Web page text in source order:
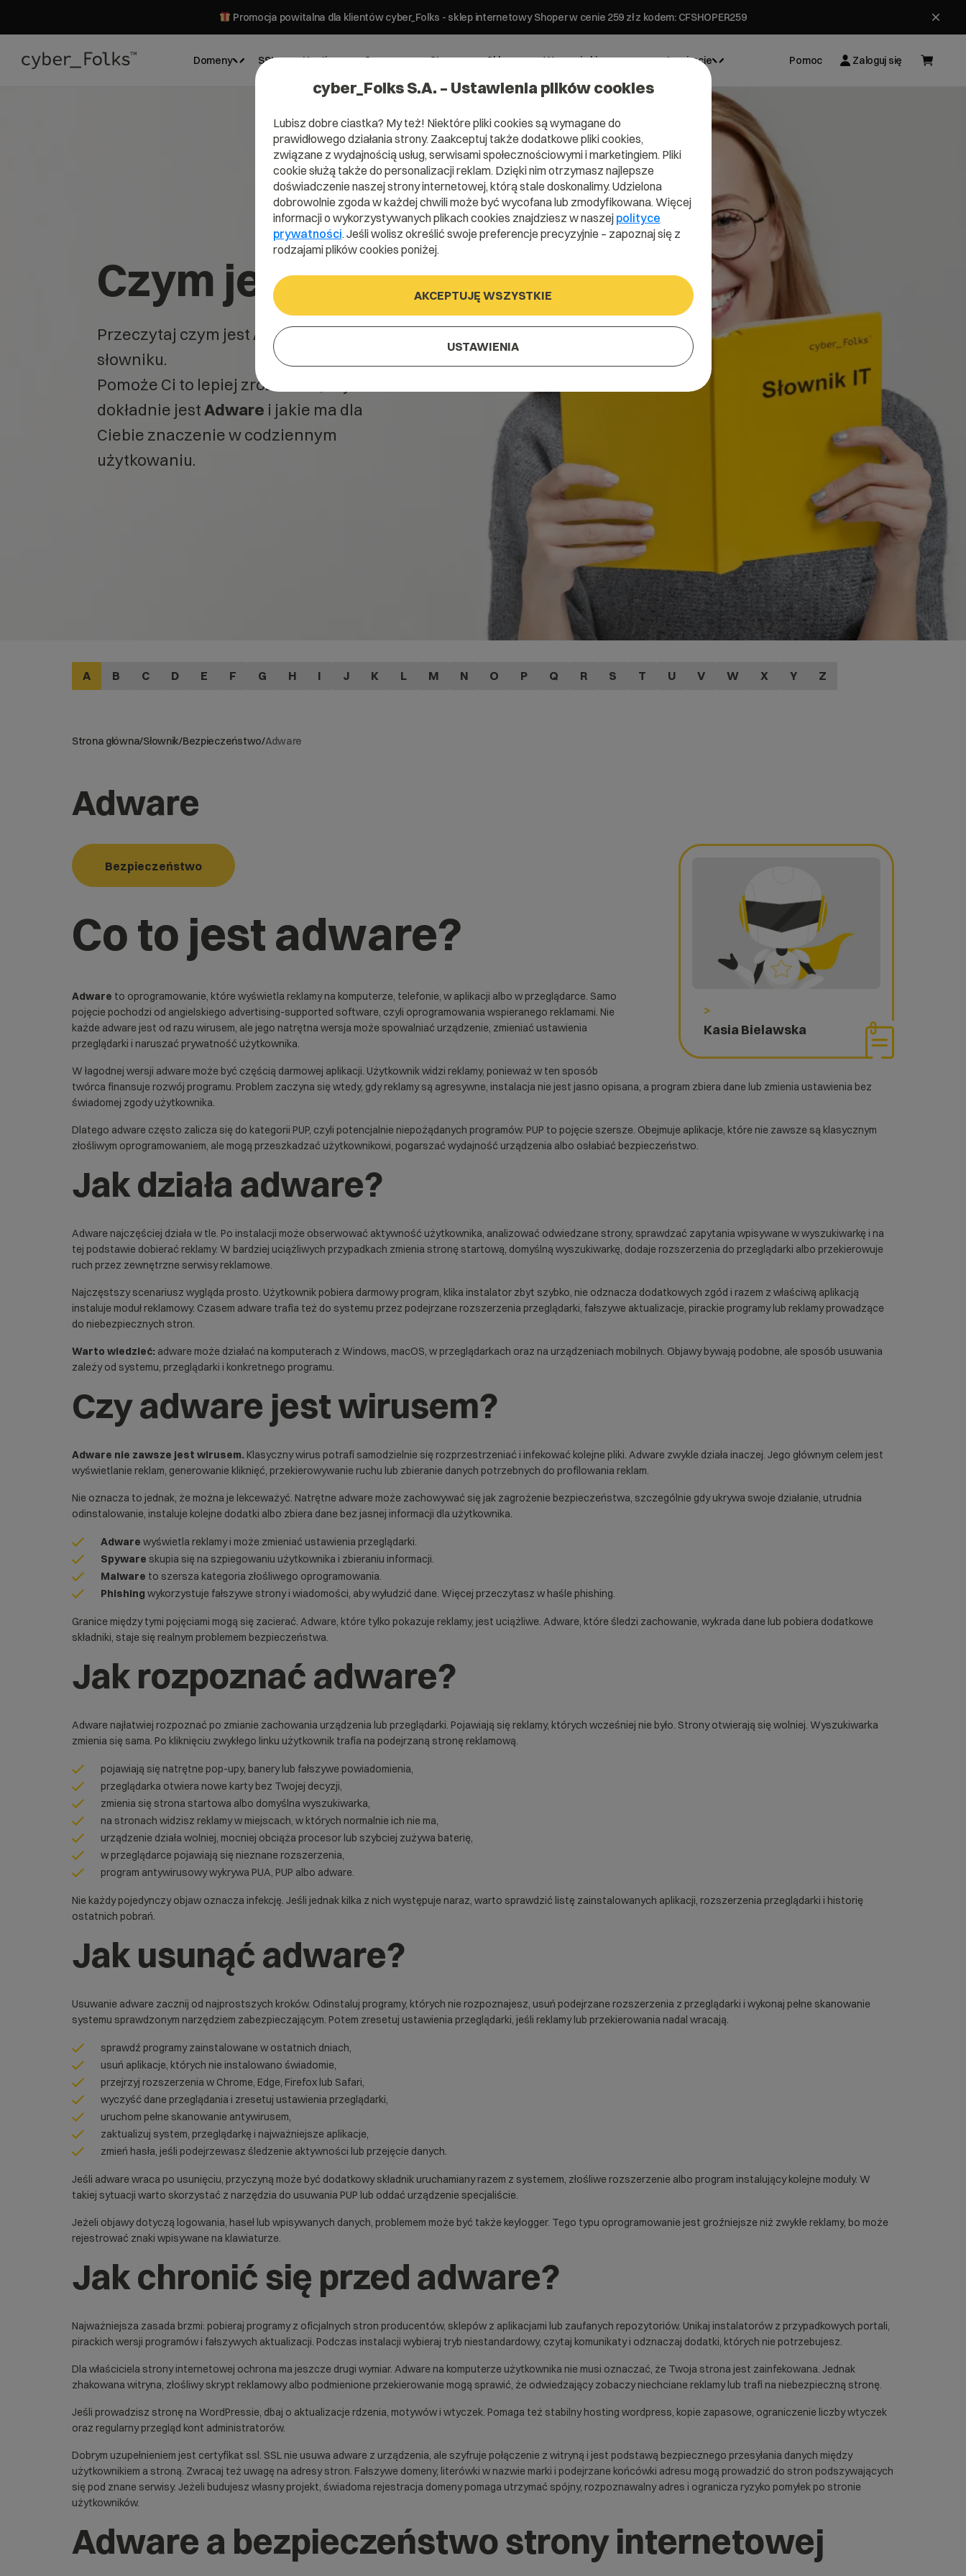
Promocja powitalna dla klientów cyber_Folks - sklep internetowy Shoper w cenie 259 zł z kodem: CFSHOPER259
Domeny SSL Hosting Serwery Strony Sklepy Wsparcie biznesowe Inspiracje Pomoc Zaloguj się
Czym jest Adware?
Przeczytaj czym jestAdwarew naszym
słowniku.
Pomoże Ci to lepiej zrozumieć, czym
dokładnie jestAdware i jakie ma dla
Ciebie znaczenie w codziennym
użytkowaniu.
A B C D E F G H I J K L M N O P Q R S T U V W X Y Z
Strona główna/Słownik/Bezpieczeństwo/Adware
Adware
>
Kasia Bielawska
Bezpieczeństwo
Co to jest adware?
Adware to oprogramowanie, które wyświetla reklamy na komputerze, telefonie, w aplikacji albo w przeglądarce. Samo
pojęcie pochodzi od angielskiego advertising-supported software, czyli oprogramowania wspieranego reklamami. Nie
każde adware jest od razu wirusem, ale jego natrętna wersja może spowalniać urządzenie, zmieniać ustawienia
przeglądarki i naruszać prywatność użytkownika.
W łagodnej wersji adware może być częścią darmowej aplikacji. Użytkownik widzi reklamy, ponieważ w ten sposób
twórca finansuje rozwój programu. Problem zaczyna się wtedy, gdy reklamy są agresywne, instalacja nie jest jasno opisana, a program zbiera dane lub zmienia ustawienia bez
świadomej zgody użytkownika.
Dlatego adware często zalicza się do kategorii PUP, czyli potencjalnie niepożądanych programów. PUP to pojęcie szersze. Obejmuje aplikacje, które nie zawsze są klasycznym
złośliwym oprogramowaniem, ale mogą przeszkadzać użytkownikowi, pogarszać wydajność urządzenia albo osłabiać bezpieczeństwo.
Jak działa adware?
Adware najczęściej działa w tle. Po instalacji może obserwować aktywność użytkownika, analizować odwiedzane strony, sprawdzać zapytania wpisywane w wyszukiwarkę i na
tej podstawie dobierać reklamy. W bardziej uciążliwych przypadkach zmienia stronę startową, domyślną wyszukiwarkę, dodaje rozszerzenia do przeglądarki albo przekierowuje
ruch przez zewnętrzne serwisy reklamowe.
Najczęstszy scenariusz wygląda prosto. Użytkownik pobiera darmowy program, klika instalator zbyt szybko, nie odznacza dodatkowych zgód i razem z właściwą aplikacją
instaluje moduł reklamowy. Czasem adware trafia też do systemu przez podejrzane rozszerzenia przeglądarki, fałszywe aktualizacje, pirackie programy lub reklamy prowadzące
do niebezpiecznych stron.
Warto wiedzieć: adware może działać na komputerach z Windows, macOS, w przeglądarkach oraz na urządzeniach mobilnych. Objawy bywają podobne, ale sposób usuwania
zależy od systemu, przeglądarki i konkretnego programu.
Czy adware jest wirusem?
Adware nie zawsze jest wirusem. Klasyczny wirus potrafi samodzielnie się rozprzestrzeniać i infekować kolejne pliki. Adware zwykle działa inaczej. Jego głównym celem jest
wyświetlanie reklam, generowanie kliknięć, przekierowywanie ruchu lub zbieranie danych potrzebnych do profilowania reklam.
Nie oznacza to jednak, że można je lekceważyć. Natrętne adware może zachowywać się jak zagrożenie bezpieczeństwa, szczególnie gdy ukrywa swoje działanie, utrudnia
odinstalowanie, instaluje kolejne dodatki albo zbiera dane bez jasnej informacji dla użytkownika.
Adware wyświetla reklamy i może zmieniać ustawienia przeglądarki.
Spyware skupia się na szpiegowaniu użytkownika i zbieraniu informacji.
Malware to szersza kategoria złośliwego oprogramowania.
Phishing wykorzystuje fałszywe strony i wiadomości, aby wyłudzić dane. Więcej przeczytasz w haśle phishing.
Granice między tymi pojęciami mogą się zacierać. Adware, które tylko pokazuje reklamy, jest uciążliwe. Adware, które śledzi zachowanie, wykrada dane lub pobiera dodatkowe
składniki, staje się realnym problemem bezpieczeństwa.
Jak rozpoznać adware?
Adware najłatwiej rozpoznać po zmianie zachowania urządzenia lub przeglądarki. Pojawiają się reklamy, których wcześniej nie było. Strony otwierają się wolniej. Wyszukiwarka
zmienia się sama. Po kliknięciu zwykłego linku użytkownik trafia na podejrzaną stronę reklamową.
pojawiają się natrętne pop-upy, banery lub fałszywe powiadomienia,
przeglądarka otwiera nowe karty bez Twojej decyzji,
zmienia się strona startowa albo domyślna wyszukiwarka,
na stronach widzisz reklamy w miejscach, w których normalnie ich nie ma,
urządzenie działa wolniej, mocniej obciąża procesor lub szybciej zużywa baterię,
w przeglądarce pojawiają się nieznane rozszerzenia,
program antywirusowy wykrywa PUA, PUP albo adware.
Nie każdy pojedynczy objaw oznacza infekcję. Jeśli jednak kilka z nich występuje naraz, warto sprawdzić listę zainstalowanych aplikacji, rozszerzenia przeglądarki i historię
ostatnich pobrań.
Jak usunąć adware?
Usuwanie adware zacznij od najprostszych kroków. Odinstaluj programy, których nie rozpoznajesz, usuń podejrzane rozszerzenia z przeglądarki i wykonaj pełne skanowanie
systemu sprawdzonym narzędziem zabezpieczającym. Potem zresetuj ustawienia przeglądarki, jeśli reklamy lub przekierowania nadal wracają.
sprawdź programy zainstalowane w ostatnich dniach,
usuń aplikacje, których nie instalowano świadomie,
przejrzyj rozszerzenia w Chrome, Edge, Firefox lub Safari,
wyczyść dane przeglądania i zresetuj ustawienia przeglądarki,
uruchom pełne skanowanie antywirusem,
zaktualizuj system, przeglądarkę i najważniejsze aplikacje,
zmień hasła, jeśli podejrzewasz śledzenie aktywności lub przejęcie danych.
Jeśli adware wraca po usunięciu, przyczyną może być dodatkowy składnik uruchamiany razem z systemem, złośliwe rozszerzenie albo program instalujący kolejne moduły. W
takiej sytuacji warto skorzystać z narzędzia do usuwania PUP lub oddać urządzenie specjaliście.
Jeżeli objawy dotyczą logowania, haseł lub wpisywanych danych, problemem może być także keylogger. Tego typu oprogramowanie jest groźniejsze niż zwykłe reklamy, bo może
rejestrować znaki wpisywane na klawiaturze.
Jak chronić się przed adware?
Najważniejsza zasada brzmi: pobieraj programy z oficjalnych stron producentów, sklepów z aplikacjami lub zaufanych repozytoriów. Unikaj instalatorów z przypadkowych portali,
pirackich wersji programów i fałszywych aktualizacji. Podczas instalacji wybieraj tryb niestandardowy, czytaj komunikaty i odznaczaj dodatki, których nie potrzebujesz.
Dla właściciela strony internetowej ochrona ma jeszcze drugi wymiar. Adware na komputerze użytkownika nie musi oznaczać, że Twoja strona jest zainfekowana. Jednak
zhakowana witryna, złośliwy skrypt reklamowy albo podmienione przekierowanie mogą sprawić, że odwiedzający zobaczy niechciane reklamy lub trafi na niebezpieczną stronę.
Jeśli prowadzisz stronę na WordPressie, dbaj o aktualizacje rdzenia, motywów i wtyczek. Pomaga też stabilnyhosting wordpress, kopie zapasowe, ograniczenie liczby wtyczek
oraz regularny przegląd kont administratorów.
Dobrym uzupełnieniem jest certyfikat ssl. SSL nie usuwa adware z urządzenia, ale szyfruje połączenie z witryną i jest podstawą bezpiecznego przesyłania danych między
użytkownikiem a stroną. Zwracaj też uwagę na adresy stron. Fałszywe domeny, literówki w nazwie marki i podejrzane końcówki adresu mogą prowadzić do stron podszywających
się pod znane serwisy. Jeżeli budujesz własny projekt, świadoma rejestracja domenypomaga utrzymać spójny, rozpoznawalny adres i ogranicza ryzyko pomyłek po stronie
użytkowników.
Adware a bezpieczeństwo strony internetowej
cyber_Folks S.A. – Ustawienia plików cookies
Lubisz dobre ciastka? My też! Niektóre pliki cookies są wymagane do
prawidłowego działania strony. Zaakceptuj także dodatkowe pliki cookies,
związane z wydajnością usług, serwisami społecznościowymi i marketingiem. Pliki
cookie służą także do personalizacji reklam. Dzięki nim otrzymasz najlepsze
doświadczenie naszej strony internetowej, którą stale doskonalimy. Udzielona
dobrowolnie zgoda w każdej chwili może być wycofana lub zmodyfikowana. Więcej
informacji o wykorzystywanych plikach cookies znajdziesz w naszej polityce
prywatności. Jeśli wolisz określić swoje preferencje precyzyjnie – zapoznaj się z
rodzajami plików cookies poniżej.
AKCEPTUJĘ WSZYSTKIE
USTAWIENIA